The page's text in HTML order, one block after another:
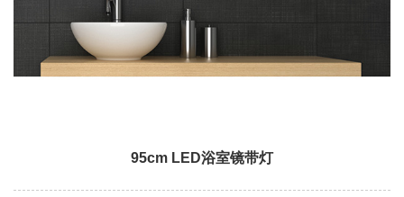
95cm LED浴室镜带灯